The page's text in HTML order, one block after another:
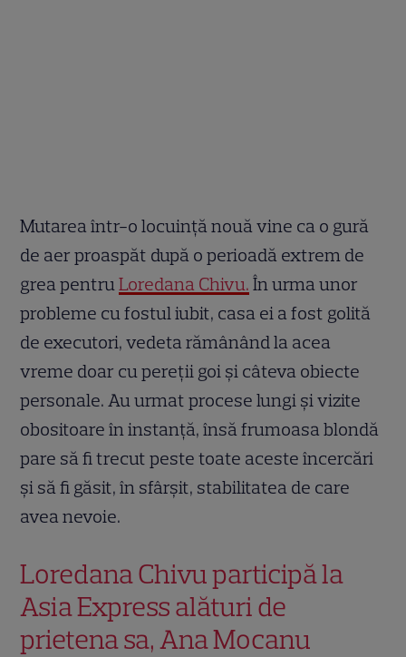
Mutarea într-o locuință nouă vine ca o gură
de aer proaspăt după o perioadă extrem de
grea pentruLoredana Chivu. În urma unor
probleme cu fostul iubit, casa ei a fost golită
de executori, vedeta rămânând la acea
vreme doar cu pereții goi și câteva obiecte
personale. Au urmat procese lungi și vizite
obositoare în instanță, însă frumoasa blondă
pare să fi trecut peste toate aceste încercări
și să fi găsit, în sfârșit, stabilitatea de care
avea nevoie.
Loredana Chivu participă la
Asia Express alături de
prietena sa, Ana Mocanu